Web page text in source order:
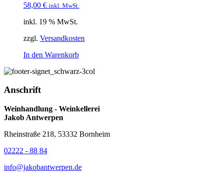
58,00 € inkl. MwSt.
inkl. 19 % MwSt.
zzgl. Versandkosten
In den Warenkorb
Anschrift
Weinhandlung - Weinkellerei
Jakob Antwerpen
Rheinstraße 218, 53332 Bornheim
02222 - 88 84
info@jakobantwerpen.de